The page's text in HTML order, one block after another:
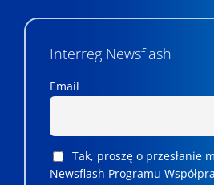
Interreg Newsflash
Email
Tak, proszę o przesłanie
Newsflash Programu